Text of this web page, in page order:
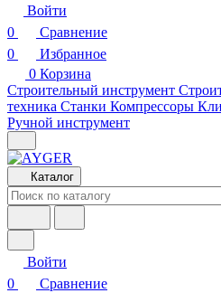
Войти
0
Сравнение
0
Избранное
0 Корзина
Строительный инструмент
техника Станки Компрессоры
Ручной инструмент
Каталог
Войти
0
Сравнение